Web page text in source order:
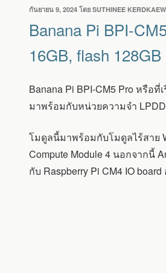
เขียน
ที่
กันยายน 9, 2024 โดย SUTHINEE KERDKAEW
Banana Pi BPI-
16GB, flash
Banana Pi BPI-CM5 Pro หรือ
มาพร้อมกับหน่วยความจำ
โมดูลนี้มาพร้อมกับโมดูลไร้สาย
Compute Module 4 นอกจากนี้
กับ Raspberry Pi CM4 IO